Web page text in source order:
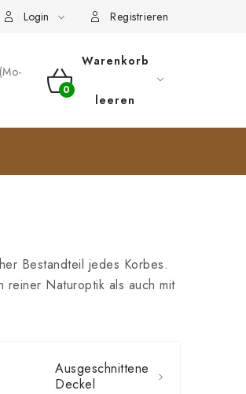
Login Registrieren
WARENKORB
Warenkorb
leeren
Bestandteil jedes Korbes.
reiner Naturoptik als auch mit
Ausgeschnittene
Deckel